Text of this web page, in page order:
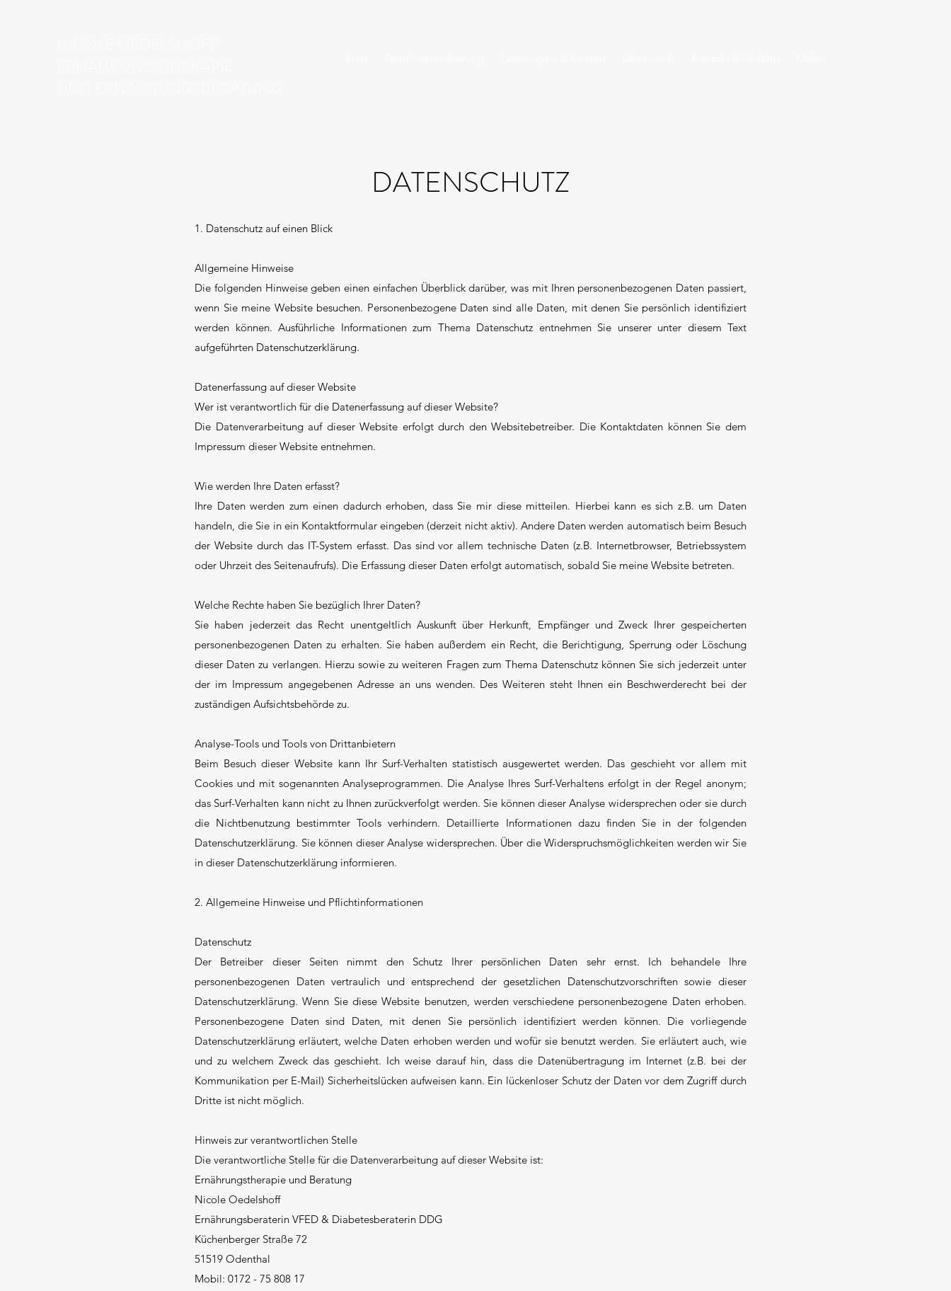
DATENSCHUTZ
1. Datenschutz auf einen Blick
Allgemeine Hinweise
Die folgenden Hinweise geben einen einfachen Überblick darüber, was mit Ihren personenbezogenen Daten passiert,
wenn Sie meine Website besuchen. Personenbezogene Daten sind alle Daten, mit denen Sie persönlich identifiziert
werden können. Ausführliche Informationen zum Thema Datenschutz entnehmen Sie unserer unter diesem Text
aufgeführten Datenschutzerklärung.
Datenerfassung auf dieser Website
Wer ist verantwortlich für die Datenerfassung auf dieser Website?
Die Datenverarbeitung auf dieser Website erfolgt durch den Websitebetreiber. Die Kontaktdaten können Sie dem
Impressum dieser Website entnehmen.
Wie werden Ihre Daten erfasst?
Ihre Daten werden zum einen dadurch erhoben, dass Sie mir diese mitteilen. Hierbei kann es sich z.B. um Daten
handeln, die Sie in ein Kontaktformular eingeben (derzeit nicht aktiv). Andere Daten werden automatisch beim Besuch
der Website durch das IT-System erfasst. Das sind vor allem technische Daten (z.B. Internetbrowser, Betriebssystem
oder Uhrzeit des Seitenaufrufs). Die Erfassung dieser Daten erfolgt automatisch, sobald Sie meine Website betreten.
Welche Rechte haben Sie bezüglich Ihrer Daten?
Sie haben jederzeit das Recht unentgeltlich Auskunft über Herkunft, Empfänger und Zweck Ihrer gespeicherten
personenbezogenen Daten zu erhalten. Sie haben außerdem ein Recht, die Berichtigung, Sperrung oder Löschung
dieser Daten zu verlangen. Hierzu sowie zu weiteren Fragen zum Thema Datenschutz können Sie sich jederzeit unter
der im Impressum angegebenen Adresse an uns wenden. Des Weiteren steht Ihnen ein Beschwerderecht bei der
zuständigen Aufsichtsbehörde zu.
Analyse-Tools und Tools von Drittanbietern
Beim Besuch dieser Website kann Ihr Surf-Verhalten statistisch ausgewertet werden. Das geschieht vor allem mit
Cookies und mit sogenannten Analyseprogrammen. Die Analyse Ihres Surf-Verhaltens erfolgt in der Regel anonym;
das Surf-Verhalten kann nicht zu Ihnen zurückverfolgt werden. Sie können dieser Analyse widersprechen oder sie durch
die Nichtbenutzung bestimmter Tools verhindern. Detaillierte Informationen dazu finden Sie in der folgenden
Datenschutzerklärung. Sie können dieser Analyse widersprechen. Über die Widerspruchsmöglichkeiten werden wir Sie
in dieser Datenschutzerklärung informieren.
2. Allgemeine Hinweise und Pflichtinformationen
Datenschutz
Der Betreiber dieser Seiten nimmt den Schutz Ihrer persönlichen Daten sehr ernst. Ich behandele Ihre
personenbezogenen Daten vertraulich und entsprechend der gesetzlichen Datenschutzvorschriften sowie dieser
Datenschutzerklärung. Wenn Sie diese Website benutzen, werden verschiedene personenbezogene Daten erhoben.
Personenbezogene Daten sind Daten, mit denen Sie persönlich identifiziert werden können. Die vorliegende
Datenschutzerklärung erläutert, welche Daten erhoben werden und wofür sie benutzt werden. Sie erläutert auch, wie
und zu welchem Zweck das geschieht. Ich weise darauf hin, dass die Datenübertragung im Internet (z.B. bei der
Kommunikation per E-Mail) Sicherheitslücken aufweisen kann. Ein lückenloser Schutz der Daten vor dem Zugriff durch
Dritte ist nicht möglich.
Hinweis zur verantwortlichen Stelle
Die verantwortliche Stelle für die Datenverarbeitung auf dieser Website ist:
Ernährungstherapie und Beratung
Nicole Oedelshoff
Ernährungsberaterin VFED & Diabetesberaterin DDG
Küchenberger Straße 72
51519 Odenthal
Mobil: 0172 - 75 808 17